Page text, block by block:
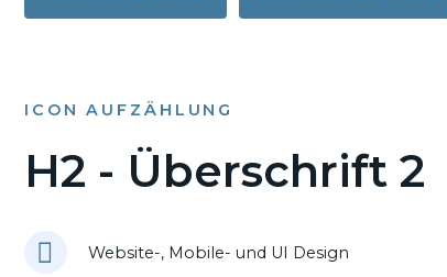
ICON AUFZÄHLUNG
H2 - Überschrift 2
Website-, Mobile- und UI Design